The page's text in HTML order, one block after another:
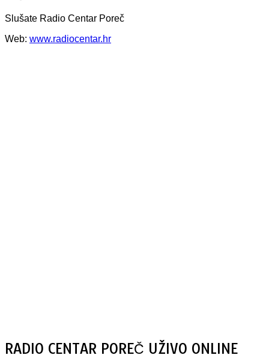
Slušate Radio Centar Poreč
Web: www.radiocentar.hr
RADIO CENTAR POREČ UŽIVO ONLINE